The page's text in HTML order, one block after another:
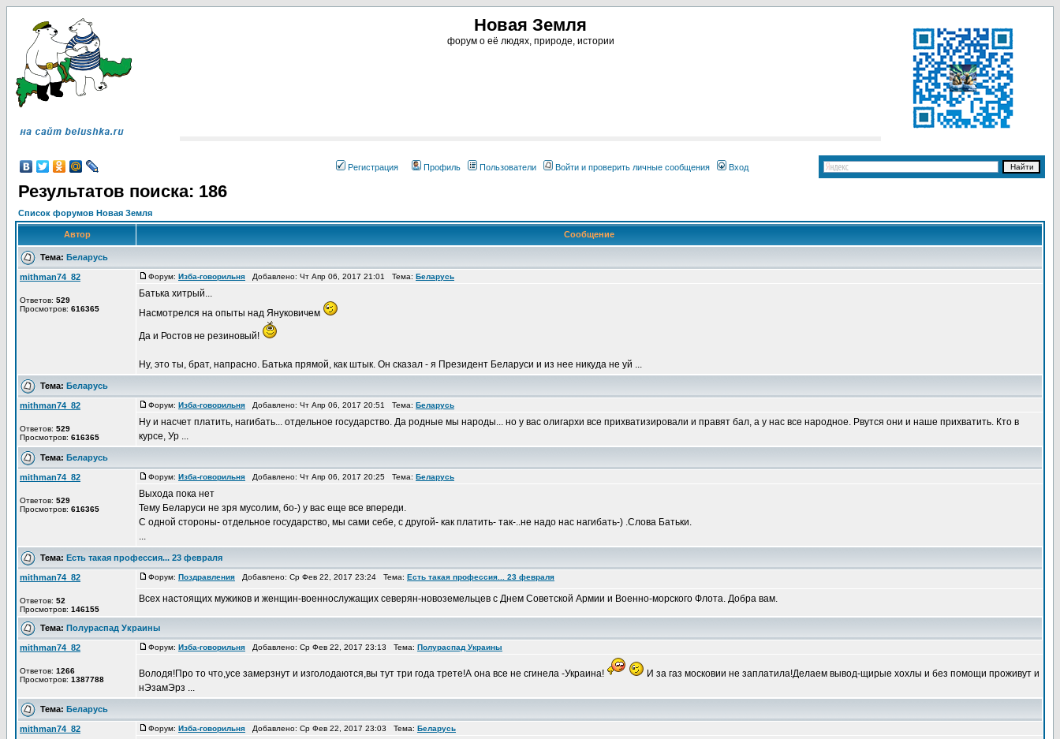
Новая Земля
форум о её людях, природе, истории
Регистрация Профиль Пользователи Войти и проверить личные сообщения Вход
Результатов поиска: 186
Список форумов Новая Земля
Автор Сообщение
Тема: Беларусь
mithman74_82
Ответов: 529
Просмотров: 616365
Форум: Изба-говорильня Добавлено: Чт Апр 06, 2017 21:01 Тема: Беларусь
Батька хитрый...
Насмотрелся на опыты над Януковичем
Да и Ростов не резиновый!
Ну, это ты, брат, напрасно. Батька прямой, как штык. Он сказал - я Президент Беларуси и из нее никуда не уй ...
Тема: Беларусь
mithman74_82
Ответов: 529
Просмотров: 616365
Форум: Изба-говорильня Добавлено: Чт Апр 06, 2017 20:51 Тема: Беларусь
Ну и насчет платить, нагибать... отдельное государство. Да родные мы народы... но у вас олигархи все прихватизировали и правят бал, а у нас все народное. Рвутся они и наше прихватить. Кто в
курсе, Ур ...
Тема: Беларусь
mithman74_82
Ответов: 529
Просмотров: 616365
Форум: Изба-говорильня Добавлено: Чт Апр 06, 2017 20:25 Тема: Беларусь
Выхода пока нет
Тему Беларуси не зря мусолим, бо-) у вас еще все впереди.
С одной стороны- отдельное государство, мы сами себе, с другой- как платить- так-..не надо нас нагибать-) .Слова Батьки.
...
Тема: Есть такая профессия... 23 февраля
mithman74_82
Ответов: 52
Просмотров: 146155
Форум: Поздравления Добавлено: Ср Фев 22, 2017 23:24 Тема: Есть такая профессия... 23 февраля
Всех настоящих мужиков и женщин-военнослужащих северян-новоземельцев с Днем Советской Армии и Военно-морского Флота. Добра вам.
Тема: Полураспад Украины
mithman74_82
Ответов: 1266
Просмотров: 1387788
Форум: Изба-говорильня Добавлено: Ср Фев 22, 2017 23:13 Тема: Полураспад Украины
Володя!Про то что,усе замерзнут и изголодаются,вы тут три года трете!А она все не сгинела -Украина!
И за газ московии не заплатила!Делаем вывод-щирые хохлы и без помощи проживут и
нЭзамЭрз ...
Тема: Беларусь
mithman74_82 Форум: Изба-говорильня Добавлено: Ср Фев 22, 2017 23:03 Тема: Беларусь